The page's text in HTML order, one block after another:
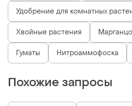
Удобрение для комнатных
Хвойные растения
Гуматы Нитроаммофоска
Похожие запросы